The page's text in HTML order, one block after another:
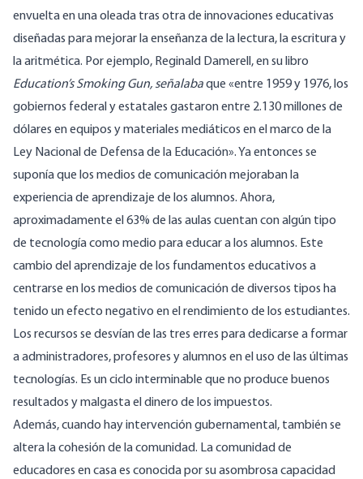
envuelta en una oleada tras otra de innovaciones educativas
diseñadas para mejorar la enseñanza de la lectura, la escritura y
la aritmética. Por ejemplo, Reginald Damerell, en su libro
Education’s Smoking Gun, señalabaque «entre 1959 y 1976, los
gobiernos federal y estatales gastaron entre 2.130 millones de
dólares en equipos y materiales mediáticos en el marco de la
Ley Nacional de Defensa de la Educación». Ya entonces se
suponía que los medios de comunicación mejoraban la
experiencia de aprendizaje de los alumnos. Ahora,
aproximadamente el 63% de las aulas cuentan con algún tipo
de tecnologíacomo medio para educar a los alumnos. Este
cambio del aprendizaje de los fundamentos educativos a
centrarse en los medios de comunicación de diversos tipos ha
tenido unefecto negativo en el rendimiento de los estudiantes.
Los recursos se desvían de las tres erres para dedicarse a formar
a administradores, profesores y alumnos en el uso de las últimas
tecnologías. Es un ciclo interminable que no produce buenos
resultados y malgasta el dinero de los impuestos.
Además, cuando hay intervención gubernamental, también se
altera la cohesión de la comunidad. La comunidad de
educadores en casa es conocida por su asombrosa capacidad